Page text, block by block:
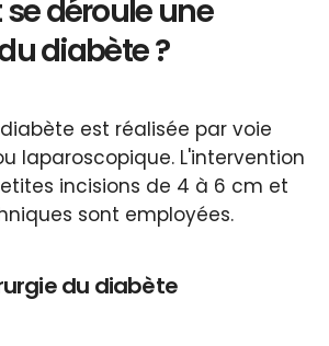
déroule une
diabète ?
est réalisée par voie
laparoscopique. L'intervention
incisions de 4 à 6 cm et
sont employées.
du diabète